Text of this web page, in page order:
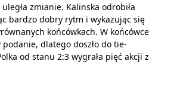
zmianie. Kalinska odrobiła
bardzo dobry rytm i wykazując się
końcówkach. W końcówce
podanie, dlatego doszło do tie-
od stanu 2:3 wygrała pięć akcji z